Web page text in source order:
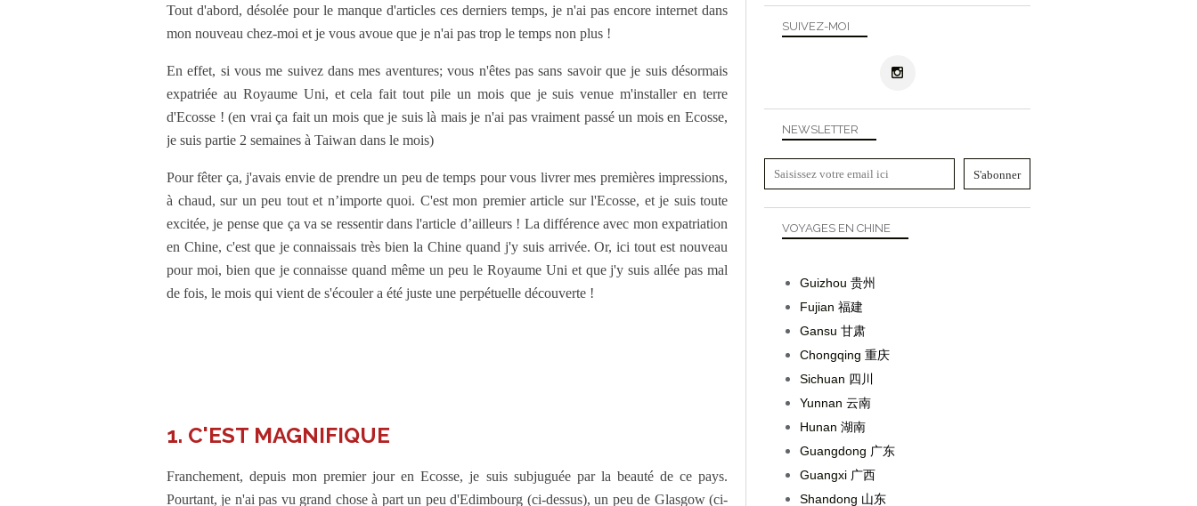
Tout d'abord, désolée pour le manque d'articles ces derniers temps, je n'ai pas encore internet dans
mon nouveau chez-moi et je vous avoue que je n'ai pas trop le temps non plus !
En effet, si vous me suivez dans mes aventures; vous n'êtes pas sans savoir que je suis désormais
expatriée au Royaume Uni, et cela fait tout pile un mois que je suis venue m'installer en terre
d'Ecosse ! (en vrai ça fait un mois que je suis là mais je n'ai pas vraiment passé un mois en Ecosse,
je suis partie 2 semaines à Taiwan dans le mois)
Pour fêter ça, j'avais envie de prendre un peu de temps pour vous livrer mes premières impressions,
à chaud, sur un peu tout et n’importe quoi. C'est mon premier article sur l'Ecosse, et je suis toute
excitée, je pense que ça va se ressentir dans l'article d’ailleurs ! La différence avec mon expatriation
en Chine, c'est que je connaissais très bien la Chine quand j'y suis arrivée. Or, ici tout est nouveau
pour moi, bien que je connaisse quand même un peu le Royaume Uni et que j'y suis allée pas mal
de fois, le mois qui vient de s'écouler a été juste une perpétuelle découverte !
1. C'EST MAGNIFIQUE
Franchement, depuis mon premier jour en Ecosse, je suis subjuguée par la beauté de ce pays.
Pourtant, je n'ai pas vu grand chose à part un peu d'Edimbourg (ci-dessus), un peu de Glasgow (ci-
NEWSLETTER
SUIVEZ-MOI
VOYAGES EN CHINE
Guizhou 贵州
Fujian 福建
Gansu 甘肃
Chongqing 重庆
Sichuan 四川
Yunnan 云南
Hunan 湖南
Guangdong 广东
Guangxi 广西
Shandong 山东